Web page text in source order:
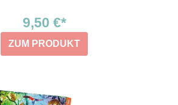
9,50 €*
ZUM PRODUKT